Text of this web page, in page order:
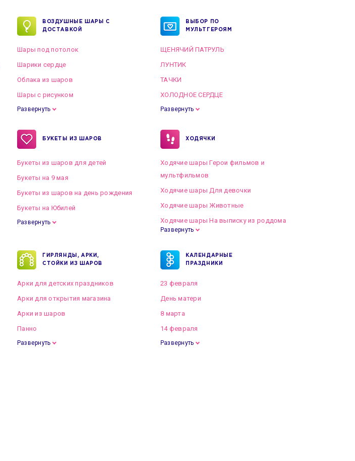
ВОЗДУШНЫЕ ШАРЫ С
ДОСТАВКОЙ
Шары под потолок
Шарики сердце
Облака из шаров
Шары с рисунком
Развернуть
ВЫБОР ПО
МУЛЬТГЕРОЯМ
ЩЕНЯЧИЙ ПАТРУЛЬ
ЛУНТИК
ТАЧКИ
ХОЛОДНОЕ СЕРДЦЕ
Развернуть
БУКЕТЫ ИЗ ШАРОВ
Букеты из шаров для детей
Букеты на 9 мая
Букеты из шаров на день рождения
Букеты на Юбилей
Развернуть
ХОДЯЧКИ
Ходячие шары Герои фильмов и
мультфильмов
Ходячие шары Для девочки
Ходячие шары Животные
Ходячие шары На выписку из роддома
Развернуть
ГИРЛЯНДЫ, АРКИ,
СТОЙКИ ИЗ ШАРОВ
Арки для детских праздников
Арки для открытия магазина
Арки из шаров
Панно
Развернуть
КАЛЕНДАРНЫЕ
ПРАЗДНИКИ
23 февраля
День матери
8 марта
14 февраля
Развернуть